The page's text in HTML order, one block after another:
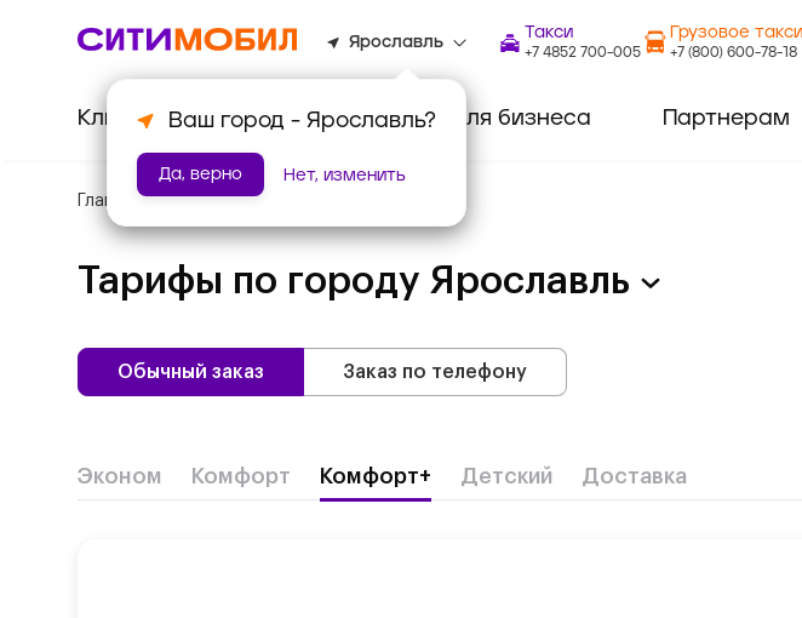
Ярославль
Ваш город - Ярославль?
Да, верно Нет, изменить
Такси
+7 4852 700-005
Грузовое такси
+7 (800) 600-78-18
Клиентам Водителям Для бизнеса Партнерам
Главная /Тарифы
Тарифы по городу Ярославль
Обычный заказ Заказ по телефону
Эконом Комфорт Комфорт+ Детский Доставка